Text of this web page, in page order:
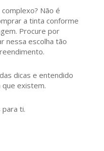
Não é
a tinta conforme
Procure por
nessa escolha tão
dicas e entendido
existem.
para ti.